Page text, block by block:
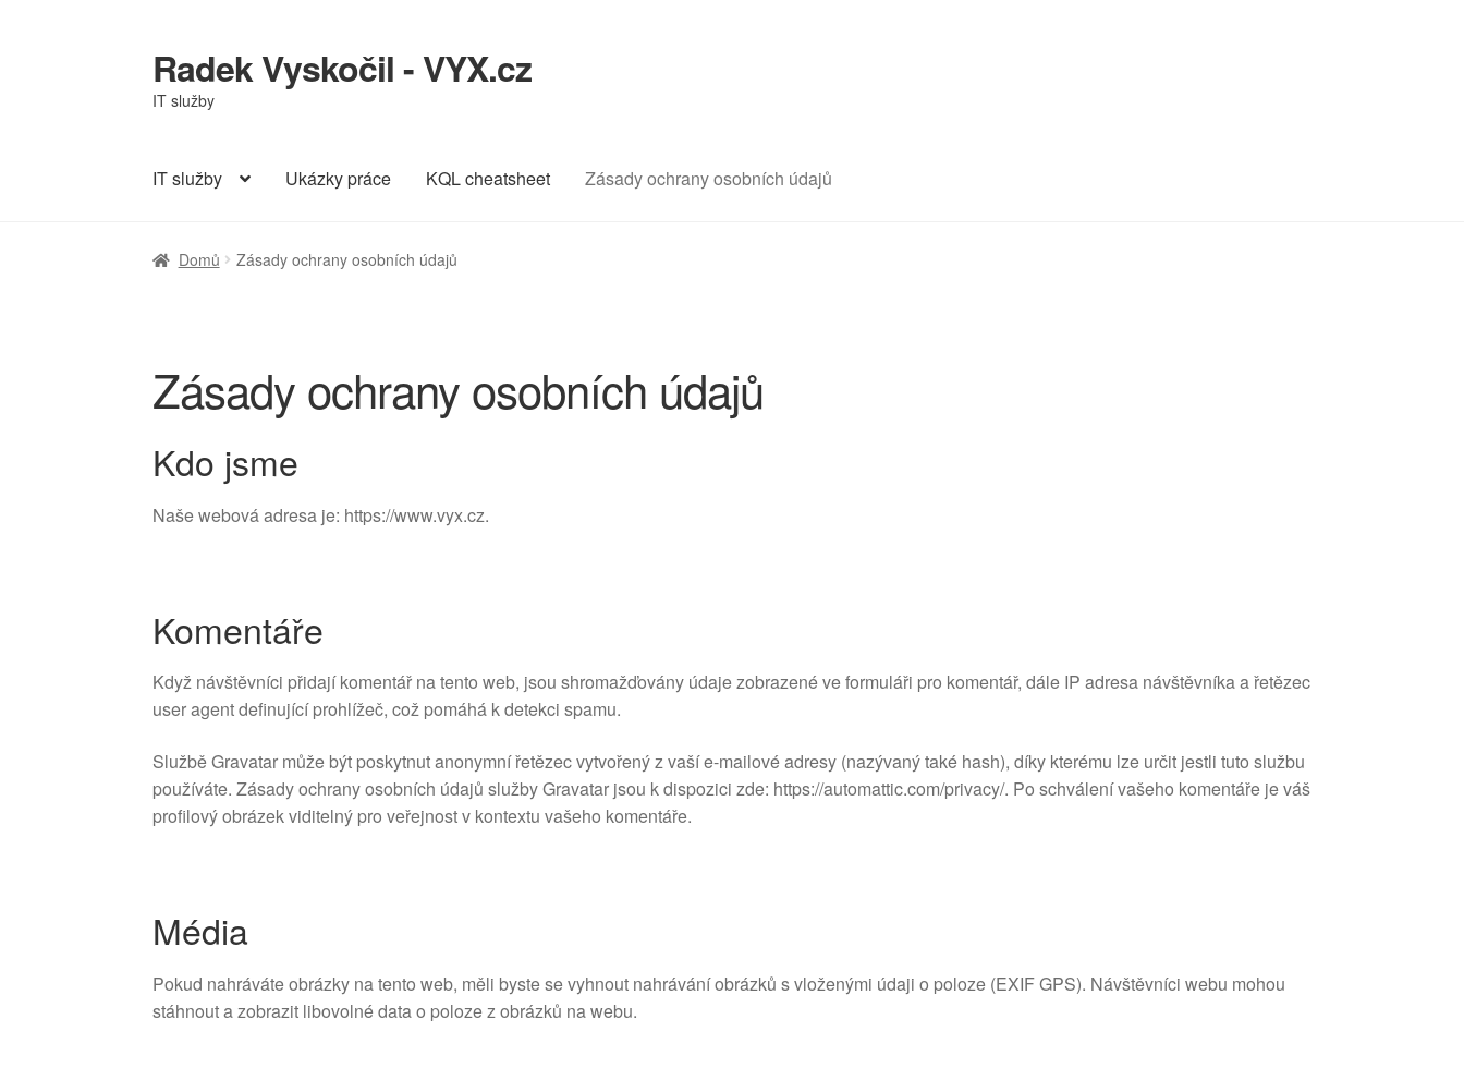
Přeskočit
na
navigaci
Přejít
k
obsahu
Radek Vyskočil - VYX.cz
IT služby
IT služby Ukázky práce KQL cheatsheet Zásady ochrany osobních údajů
Domů Zásady ochrany osobních údajů
Zásady ochrany osobních údajů
Kdo jsme
Naše webová adresa je: https://www.vyx.cz.
Komentáře
Když návštěvníci přidají komentář na tento web, jsou shromažďovány údaje zobrazené ve formuláři pro komentář, dále IP adresa návštěvníka a řetězec
user agent definující prohlížeč, což pomáhá k detekci spamu.
Službě Gravatar může být poskytnut anonymní řetězec vytvořený z vaší e-mailové adresy (nazývaný také hash), díky kterému lze určit jestli tuto službu
používáte. Zásady ochrany osobních údajů služby Gravatar jsou k dispozici zde: https://automattic.com/privacy/. Po schválení vašeho komentáře je váš
profilový obrázek viditelný pro veřejnost v kontextu vašeho komentáře.
Média
Pokud nahráváte obrázky na tento web, měli byste se vyhnout nahrávání obrázků s vloženými údaji o poloze (EXIF GPS). Návštěvníci webu mohou
stáhnout a zobrazit libovolné data o poloze z obrázků na webu.